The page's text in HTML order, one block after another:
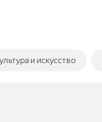
и искусство